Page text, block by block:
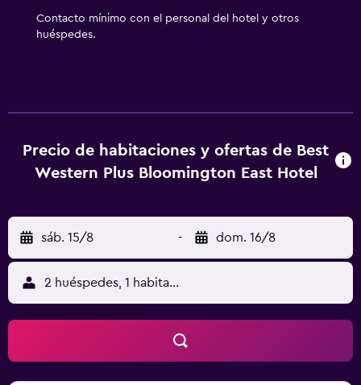
servicios de ocio y esparcimiento en este hotel incluyen
gimnasio abierto las 24 horas y piscina al aire libre de
Contacto mínimo con el personal del hotel y otros
huéspedes.
Precio de habitaciones y ofertas de Best
Western Plus Bloomington East Hotel
sáb. 15/8 - dom. 16/8
2 huéspedes, 1 habitación